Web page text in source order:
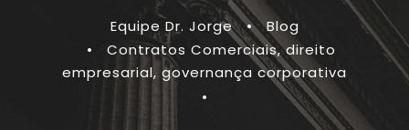
Equipe Dr. Jorge •
Blog
•
Contratos Comerciais, direito
empresarial, governança corporativa
•